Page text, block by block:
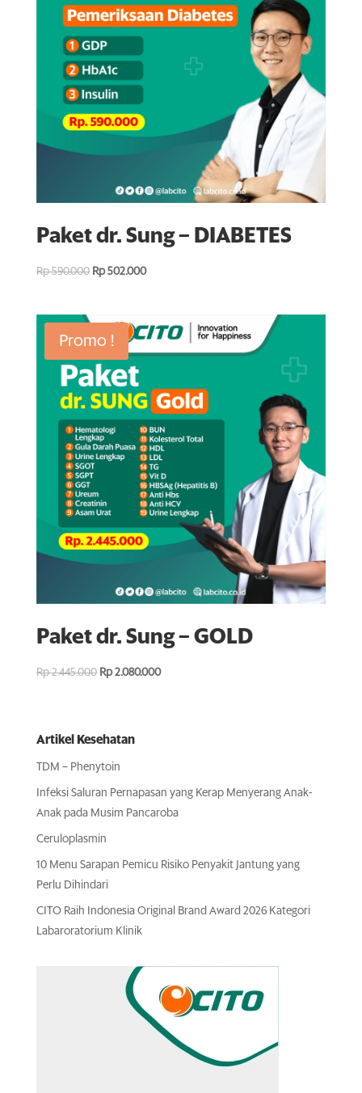
Paket dr. Sung – DIABETES
Rp590.000 Rp502.000
Promo !
Paket dr. Sung – GOLD
Rp2.445.000 Rp2.080.000
Artikel Kesehatan
TDM – Phenytoin
Infeksi Saluran Pernapasan yang Kerap Menyerang Anak-
Anak pada Musim Pancaroba
Ceruloplasmin
10 Menu Sarapan Pemicu Risiko Penyakit Jantung yang
Perlu Dihindari
CITO Raih Indonesia Original Brand Award 2026 Kategori
Labaroratorium Klinik